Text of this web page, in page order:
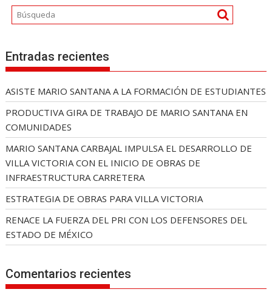
Entradas recientes
ASISTE MARIO SANTANA A LA FORMACIÓN DE ESTUDIANTES
PRODUCTIVA GIRA DE TRABAJO DE MARIO SANTANA EN
COMUNIDADES
MARIO SANTANA CARBAJAL IMPULSA EL DESARROLLO DE
VILLA VICTORIA CON EL INICIO DE OBRAS DE
INFRAESTRUCTURA CARRETERA
ESTRATEGIA DE OBRAS PARA VILLA VICTORIA
RENACE LA FUERZA DEL PRI CON LOS DEFENSORES DEL
ESTADO DE MÉXICO
Comentarios recientes